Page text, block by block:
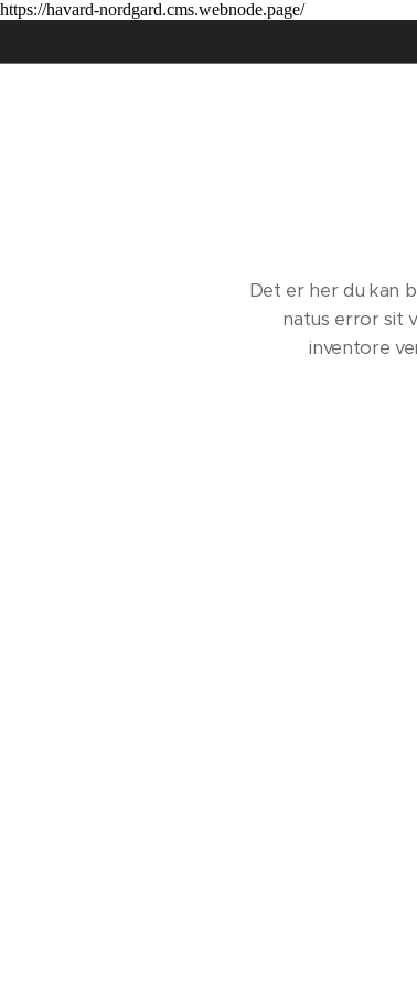
https://havard-nordgard.cms.webnode.page/
Det er her du kan
natus error sit
inventore